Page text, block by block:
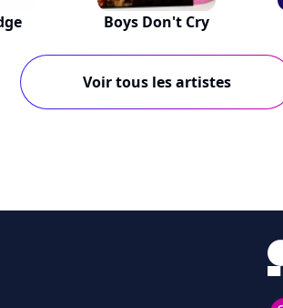
Boys Don't Cry
Voir tous les artistes